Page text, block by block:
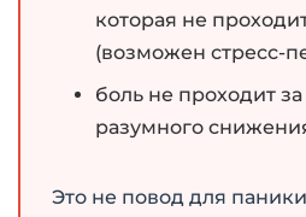
которая не
(возможен стресс-
боль не проходит за
разумного
Это не повод для